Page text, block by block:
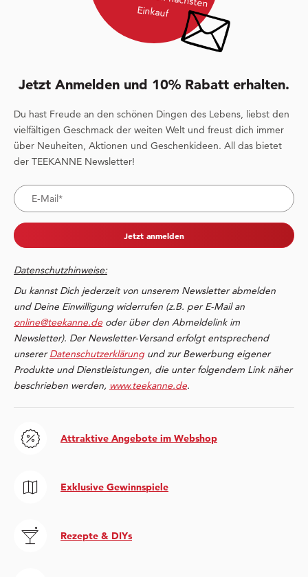
Einkauf
Jetzt Anmelden und 10% Rabatt erhalten.
Du hast Freude an den schönen Dingen des Lebens, liebst den
vielfältigen Geschmack der weiten Welt und freust dich immer
über Neuheiten, Aktionen und Geschenkideen. All das bietet
der TEEKANNE Newsletter!
Jetzt anmelden
Datenschutzhinweise:
Du kannst Dich jederzeit von unserem Newsletter abmelden
und Deine Einwilligung widerrufen (z.B. per E-Mail an
online@teekanne.de oder über den Abmeldelink im
Newsletter). Der Newsletter-Versand erfolgt entsprechend
unsererDatenschutzerklärung und zur Bewerbung eigener
Produkte und Dienstleistungen, die unter folgendem Link näher
beschrieben werden, www.teekanne.de.
Attraktive Angebote im Webshop
Exklusive Gewinnspiele
Rezepte & DIYs